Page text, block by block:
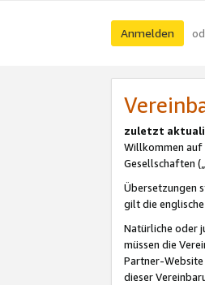
Anmelden
zuletzt
Willkommen auf
Gesellschaften („
Übersetzungen
gilt die englische
Natürliche oder
müssen die
Partner-Website
dieser